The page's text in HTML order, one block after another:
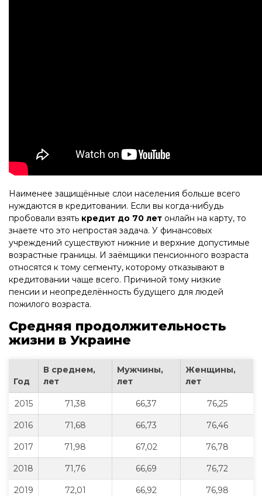
Наименее защищённые слои населения больше всего
нуждаются в кредитовании. Если вы когда-нибудь
пробовали взять кредит до 70 лет онлайн на карту, то
знаете что это непростая задача. У финансовых
учреждений существуют нижние и верхние допустимые
возрастные границы. И заёмщики пенсионного возраста
относятся к тому сегменту, которому отказывают в
кредитовании чаще всего. Причиной тому низкие
пенсии и неопределённость будущего для людей
пожилого возраста.
Средняя продолжительность
жизни в Украине
Год
В среднем,
лет
Мужчины,
лет
Женщины,
лет
2015 71,38 66,37 76,25
2016 71,68 66,73 76,46
2017 71,98 67,02 76,78
2018 71,76 66,69 76,72
2019 72,01 66,92 76,98